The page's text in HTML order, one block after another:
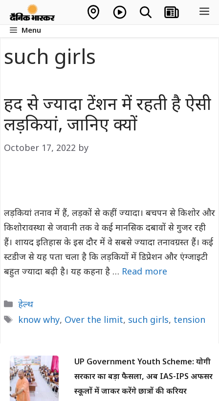
contentMenu
such girls
हद से ज्यादा टेंशन में रहती है ऐसी
लड़कियां, जानिए क्यों
October 17, 2022 by
लड़कियां तनाव में हैं, लड़कों से कहीं ज्यादा। बचपन से किशोर और
किशोरावस्था से जवानी तक वे कई मानसिक दबावों से गुजर रही
हैं। शायद इतिहास के इस दौर में वे सबसे ज्यादा तनावग्रस्त हैं। कई
स्टडीज से यह पता चला है कि लड़कियों में डिप्रेशन और एंग्जाइटी
बहुत ज्यादा बढ़ी है। यह कहना है … Read more
Categories
हेल्थ
Tags
know why, Over the limit, such girls, tension
UP Government Youth Scheme: योगी
सरकार का बड़ा फैसला, अब IAS-IPS अफसर
स्कूलों में जाकर करेंगे छात्रों की करियर